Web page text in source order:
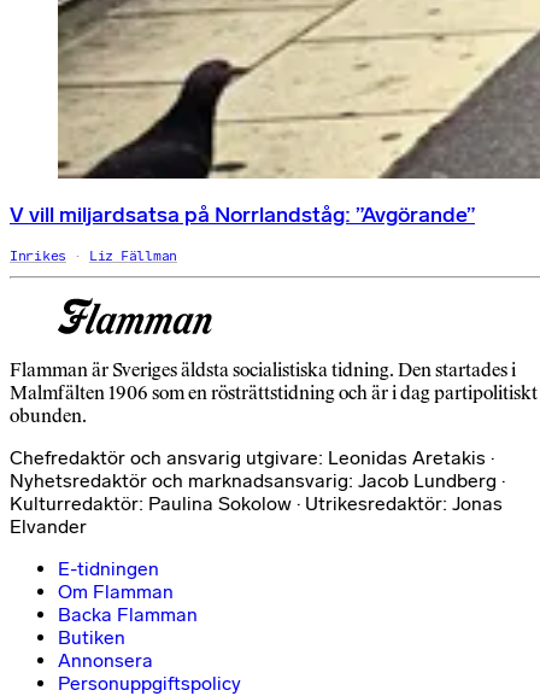
V vill miljardsatsa på Norrlandståg: ”Avgörande”
Inrikes Liz Fällman
Flamman är Sveriges äldsta socialistiska tidning. Den startades i
Malmfälten 1906 som en rösträttstidning och är i dag partipolitiskt
obunden.
Chefredaktör och ansvarig utgivare: Leonidas Aretakis ·
Nyhetsredaktör och marknadsansvarig: Jacob Lundberg ·
Kulturredaktör: Paulina Sokolow · Utrikesredaktör: Jonas
Elvander
E-tidningen
Om Flamman
Backa Flamman
Butiken
Annonsera
Personuppgiftspolicy